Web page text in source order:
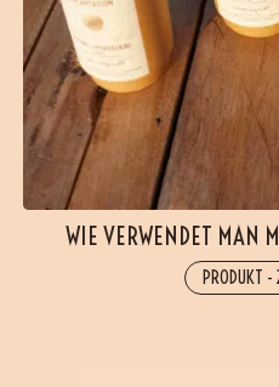
WIE VERWENDET MAN
PRODUKT -